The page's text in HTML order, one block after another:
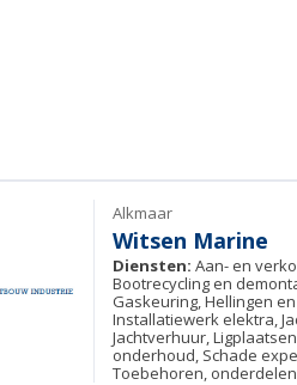
Alkmaar
Witsen Marine
Diensten: Aan- en
Bootrecycling en
Gaskeuring, Hellingen
Installatiewerk elektra,
Jachtverhuur,
onderhoud, Schade
Toebehoren,